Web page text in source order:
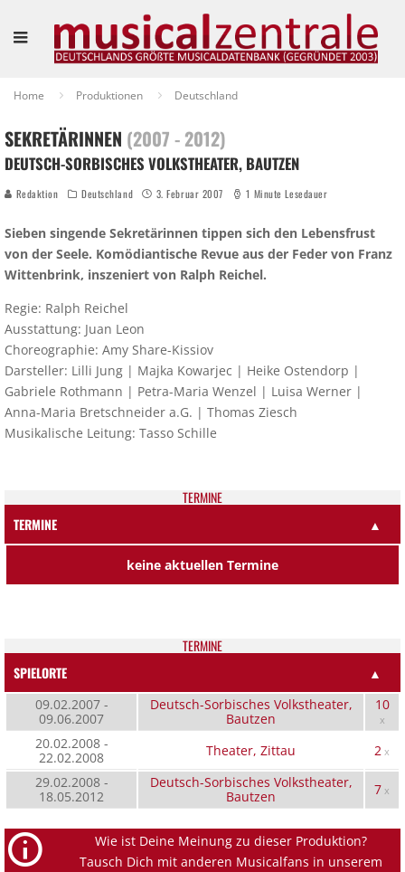
Home Produktionen Deutschland
SEKRETÄRINNEN (2007 - 2012)
DEUTSCH-SORBISCHES VOLKSTHEATER, BAUTZEN
Redaktion Deutschland 3. Februar 2007 1 Minute Lesedauer
Sieben singende Sekretärinnen tippen sich den Lebensfrust
von der Seele. Komödiantische Revue aus der Feder von Franz
Wittenbrink, inszeniert von Ralph Reichel.
Regie: Ralph Reichel
Ausstattung: Juan Leon
Choreographie: Amy Share-Kissiov
Darsteller: Lilli Jung | Majka Kowarjec | Heike Ostendorp |
Gabriele Rothmann | Petra-Maria Wenzel | Luisa Werner |
Anna-Maria Bretschneider a.G. | Thomas Ziesch
Musikalische Leitung: Tasso Schille
TER­MI­NE
TERMINE
▲
keine aktuellen Termine
TER­MI­NE
SPIELORTE
▲
09.02.2007 -
09.06.2007
Deutsch-Sorbisches Volkstheater,
Bautzen
10
x
20.02.2008 -
22.02.2008
Theater, Zittau 2 x
29.02.2008 -
18.05.2012
Deutsch-Sorbisches Volkstheater,
Bautzen
7 x
Wie ist Deine Meinung zu dieser Produktion?
Tausch Dich mit anderen Musicalfans in unserem